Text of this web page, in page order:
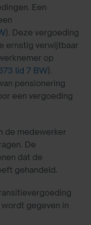
Een
). Deze vergoeding
ernstig verwijtbaar
op
lid 7 BW).
pensionering
een vergoeding
de medewerker
De
dat de
gehandeld.
gegeven in